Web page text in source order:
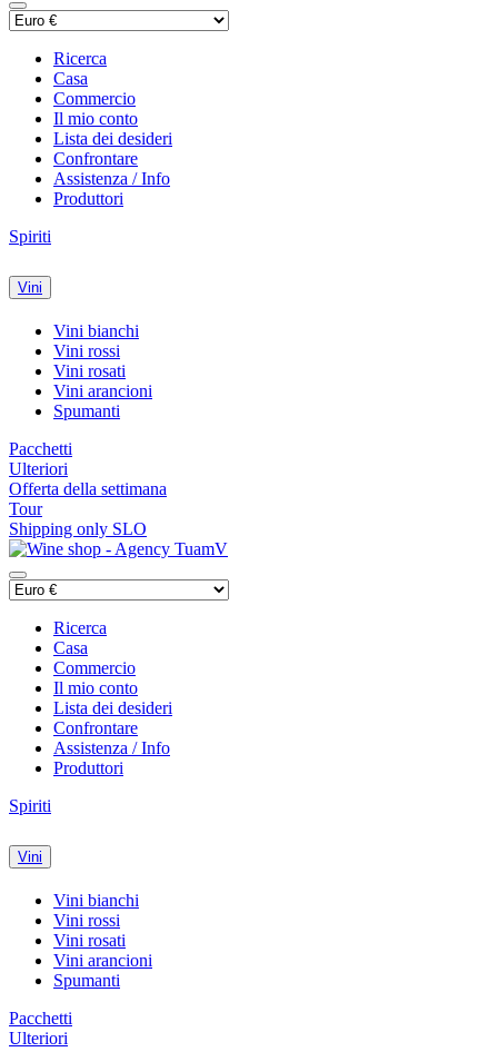
Ricerca
Casa
Commercio
Il mio conto
Lista dei desideri
Confrontare
Assistenza / Info
Produttori
Spiriti
Vini
Vini bianchi
Vini rossi
Vini rosati
Vini arancioni
Spumanti
Pacchetti
Ulteriori
Offerta della settimana
Tour
Shipping only SLO
Ricerca
Casa
Commercio
Il mio conto
Lista dei desideri
Confrontare
Assistenza / Info
Produttori
Spiriti
Vini
Vini bianchi
Vini rossi
Vini rosati
Vini arancioni
Spumanti
Pacchetti
Ulteriori